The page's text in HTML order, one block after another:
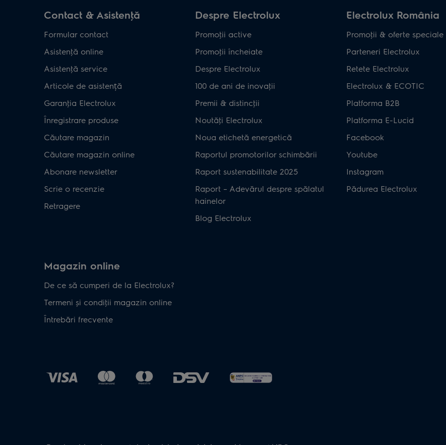
Contact & Asistenţă
Formular contact
Asistenţă online
Asistenţă service
Articole de asistență
Garanţia Electrolux
Înregistrare produse
Căutare magazin
Căutare magazin online
Abonare newsletter
Scrie o recenzie
Retragere
Despre Electrolux
Promoţii active
Promoţii încheiate
Despre Electrolux
100 de ani de inovaţii
Premii & distincţii
Noutăţi Electrolux
Noua etichetă energetică
Raportul promotorilor schimbării
Raport sustenabilitate 2025
Raport – Adevărul despre spălatul
hainelor
Blog Electrolux
Electrolux România
Promoţii & oferte speciale
Parteneri Electrolux
Retete Electrolux
Electrolux & ECOTIC
Platforma B2B
Platforma E-Lucid
Facebook
Youtube
Instagram
Pădurea Electrolux
Magazin online
De ce să cumperi de la Electrolux?
Termeni și condiţii magazin online
Întrebări frecvente